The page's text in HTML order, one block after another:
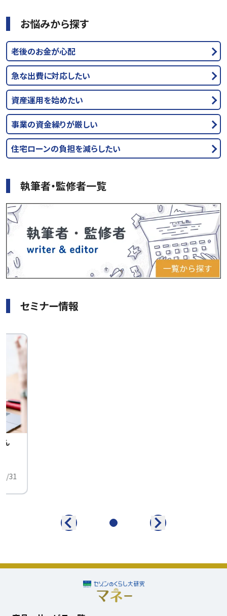
お悩みから探す
老後のお金が心配
急な出費に対応したい
資産運用を始めたい
事業の資金繰りが厳しい
住宅ローンの負担を減らしたい
執筆者・監修者一覧
セミナー情報
ん
31